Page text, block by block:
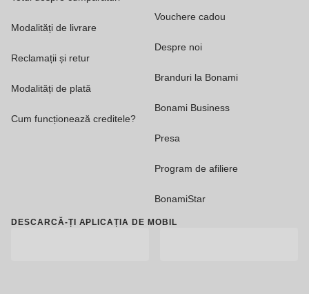
Modalități de livrare
Reclamații și retur
Modalități de plată
Cum funcționează creditele?
Vouchere cadou
Despre noi
Branduri la Bonami
Bonami Business
Presa
Program de afiliere
BonamiStar
DESCARCĂ-ȚI APLICAȚIA DE MOBIL